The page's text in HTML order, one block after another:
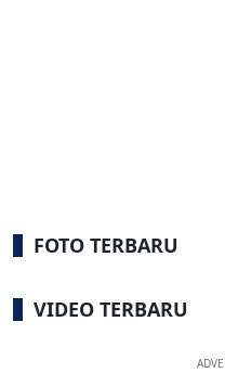
FOTO TERBARU
VIDEO TERBARU